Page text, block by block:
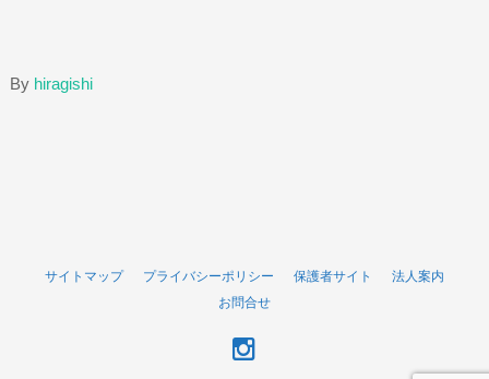
By hiragishi
サイトマップ プライバシーポリシー 保護者サイト
法人案内
お問合せ